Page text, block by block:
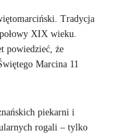
Tradycja
XIX wieku.
powiedzieć, że
Marcina 11
piekarni i
rogali – tylko